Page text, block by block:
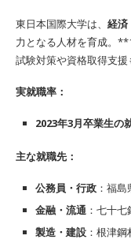
東日本国際大学は、 経済
力となる人材を育成。
試験対策や資格取得支援
実就職率：
2023年3月卒業生の
主な就職先：
公務員・行政 ：福
金融・流通 ：七十
製造・建設 ：根津